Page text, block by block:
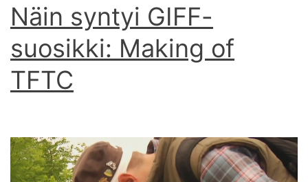
Näin syntyi GIFF-
suosikki: Making of
TFTC